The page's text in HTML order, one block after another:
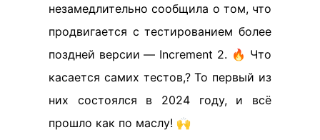
незамедлительно сообщила о том, что
продвигается с тестированием более
поздней версии — Increment 2. 🔥 Что
касается самих тестов,? То первый из
них состоялся в 2024 году, и всё
прошло как по маслу! 🙌